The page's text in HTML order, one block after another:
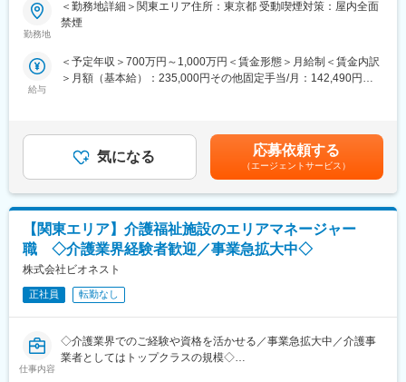
駅、新高島駅、日ノ出町駅、日本大通り駅、栄駅(愛知県)、平安通
駅、太閤通駅、東福寺駅、三条駅(京都府)、中津駅(大阪府・阪急
駅、福島駅(大阪府・阪神線)、東梅田駅、三宮駅(神戸市営)、天神
南駅
ジャーとして5か所程度の複数事業所の統括マネジメントをお任せ
いたします。
■職務内容：
〇新規施設の立ち上げ、スタッフ採用・管理・教育・離職防止、
ど、連携先の開拓)
〇稼働、人員配置、コンプライアンスという3つの経営指標に基づ
く数字軸を中核にしたマネジメント
〇イノベーティブな企画・取り組みなどを通じてブランディング
の強化
■魅力：
【上位職へステップアップできます！】
5施設程度の施設を管理する『エリアマネージャー』（月給50万
円～）
ー』（年収1,500万円も可能）
へステップアップしていくことができます！ぜひチャレンジして
勤務地
＜勤務地詳細＞関東エリア住所：東京都 受動喫煙対策：屋内全面
禁煙
給与
＜予定年収＞700万円～1,000万円＜賃金形態＞月給制＜賃金内訳
＞月額（基本給）：235,000円その他固定手当/月：142,490円固
給与補足＞【上位職へステップアップできます！】5施設程度の施
設を管理する『エリアマネージャー』（月給50万円～） ↓事業部
門の責任者やグループ内の経営を担う『シニアマネージャー』
（年収1,500万円も可能）へステップアップしていくことができま
す！ぜひチャレンジしてください！賃金はあくまでも目安の金額
であり、選考を通じて上下する可能性があります。月給(月額)は固
定手当を含めた表記です。
気になる 応募依頼する
（エージェントサービス）
【関東エリア】介護福祉施設のエリアマネージャー
職 ◇介護業界経験者歓迎／事業急拡大中◇
株式会社ビオネスト
正社員 転勤なし
仕事内容
◇介護業界でのご経験や資格を活かせる／事業急拡大中／介護事
業者としてはトップクラスの規模◇